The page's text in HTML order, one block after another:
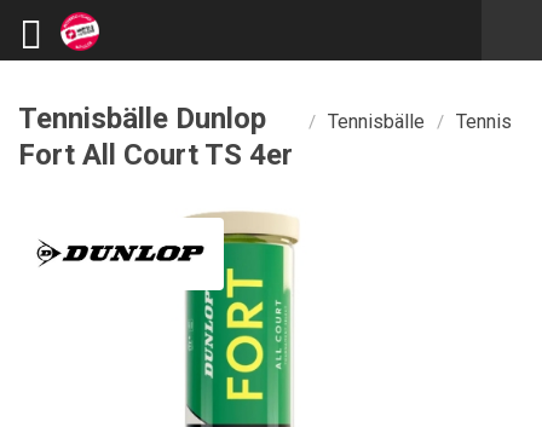
Tennisbälle Dunlop
Fort All Court TS 4er
/ Tennisbälle / Tennis